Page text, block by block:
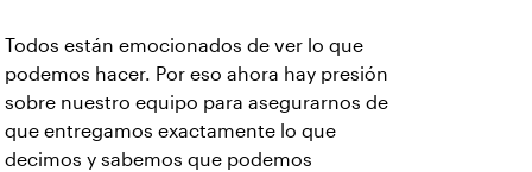
Todos están emocionados de ver lo que
podemos hacer. Por eso ahora hay presión
sobre nuestro equipo para asegurarnos de
que entregamos exactamente lo que
decimos y sabemos que podemos